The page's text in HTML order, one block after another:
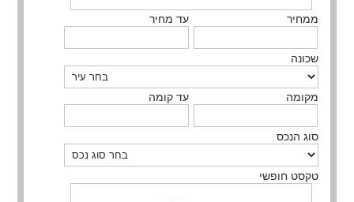
ממחיר עד מחיר
שכונה
מקומה עד קומה
סוג הנכס
טקסט חופשי